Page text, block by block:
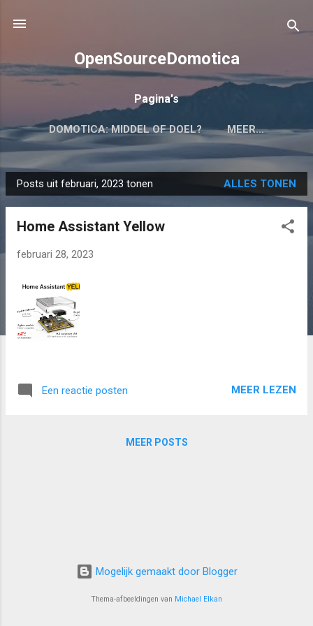
OpenSourceDomotica
Pagina's
DOMOTICA: MIDDEL OF DOEL? MEER…
P
o
Posts uit februari, 2023 tonen ALLES TONEN
Home Assistant Yellow
februari 28, 2023
Een reactie posten MEER LEZEN
MEER POSTS
Mogelijk gemaakt door Blogger
Thema-afbeeldingen van Michael Elkan